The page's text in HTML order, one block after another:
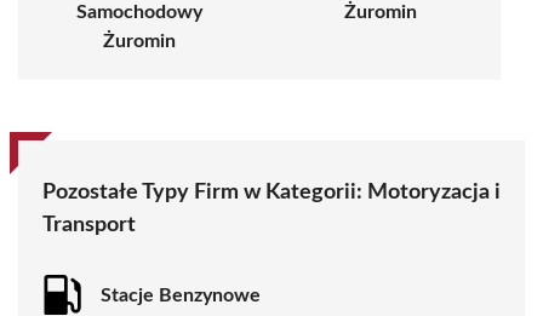
Samochodowy
Żuromin
Żuromin
Pozostałe Typy Firm w Kategorii: Motoryzacja i
Transport
Stacje Benzynowe